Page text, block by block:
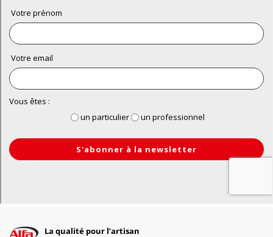
La qualité pour l’artisan